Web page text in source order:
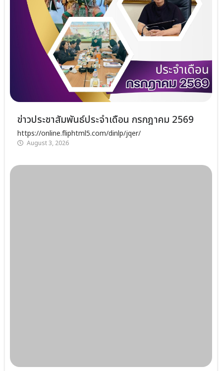
ข่าวประชาสัมพันธ์ประจำเดือน กรกฎาคม 2569
https://online.fliphtml5.com/dinlp/jqer/
August 3, 2026